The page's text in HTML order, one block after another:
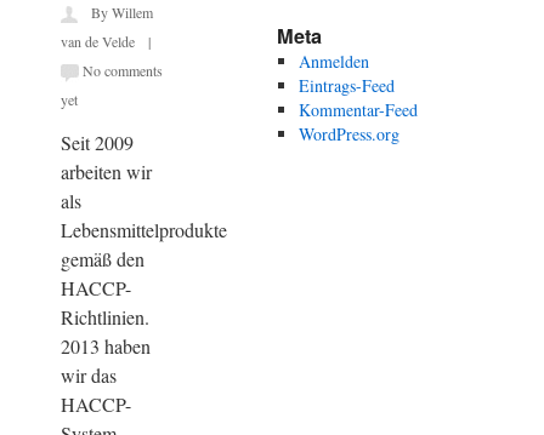
By Willem
van de Velde |
No comments
yet
Seit 2009
arbeiten wir
als
Lebensmittelprodukte
gemäß den
HACCP-
Richtlinien.
2013 haben
wir das
HACCP-
Meta
Anmelden
Eintrags-Feed
Kommentar-Feed
WordPress.org